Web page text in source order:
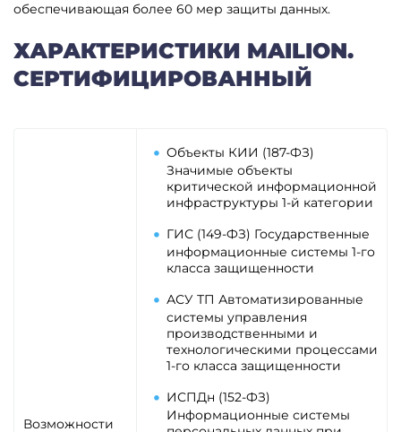
обеспечивающая более 60 мер защиты данных.
ХАРАКТЕРИСТИКИ MAILION.
СЕРТИФИЦИРОВАННЫЙ
Возможности
Объекты КИИ (187-ФЗ)
Значимые объекты
критической информационной
инфраструктуры 1-й категории
ГИС (149-ФЗ) Государственные
информационные системы 1-го
класса защищенности
АСУ ТП Автоматизированные
системы управления
производственными и
технологическими процессами
1-го класса защищенности
ИСПДн (152-ФЗ)
Информационные системы